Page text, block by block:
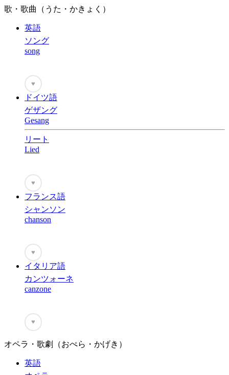
歌・歌曲（うた・かきょく）
英語
ソング
song
♥
ドイツ語
ゲザング
Gesang
リート
Lied
♥
フランス語
シャンソン
chanson
♥
イタリア語
カンツォーネ
canzone
♥
オペラ・歌劇（おぺら・かげき）
英語